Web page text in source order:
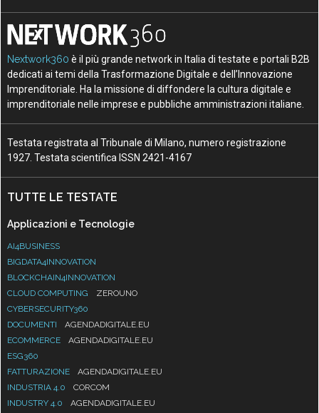
Nextwork360 è il più grande network in Italia di testate e portali B2B
dedicati ai temi della Trasformazione Digitale e dell’Innovazione
Imprenditoriale. Ha la missione di diffondere la cultura digitale e
imprenditoriale nelle imprese e pubbliche amministrazioni italiane.
Testata registrata al Tribunale di Milano, numero registrazione
1927. Testata scientifica ISSN 2421-4167
TUTTE LE TESTATE
Applicazioni e Tecnologie
AI4BUSINESS
BIGDATA4INNOVATION
BLOCKCHAIN4INNOVATION
CLOUD COMPUTING
ZEROUNO
CYBERSECURITY360
DOCUMENTI
AGENDADIGITALE.EU
ECOMMERCE
AGENDADIGITALE.EU
ESG360
FATTURAZIONE
AGENDADIGITALE.EU
INDUSTRIA 4.0
CORCOM
INDUSTRY 4.0
AGENDADIGITALE.EU